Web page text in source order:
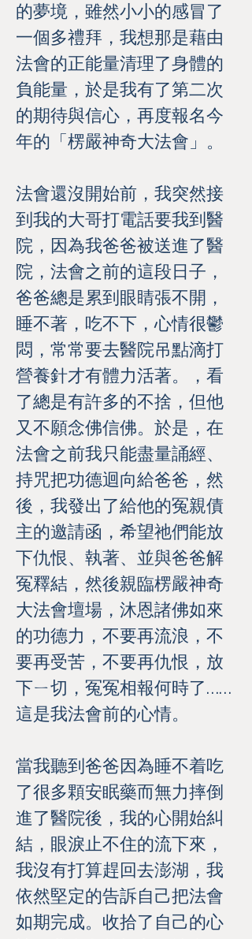
的夢境，雖然小小的感冒了
一個多禮拜，我想那是藉由
法會的正能量清理了身體的
負能量，於是我有了第二次
的期待與信心，再度報名今
年的「楞嚴神奇大法會」。
法會還沒開始前，我突然接
到我的大哥打電話要我到醫
院，因為我爸爸被送進了醫
院，法會之前的這段日子，
爸爸總是累到眼睛張不開，
睡不著，吃不下，心情很鬱
悶，常常要去醫院吊點滴打
營養針才有體力活著。，看
了總是有許多的不捨，但他
又不願念佛信佛。於是，在
法會之前我只能盡量誦經、
持咒把功德迴向給爸爸，然
後，我發出了給他的冤親債
主的邀請函，希望祂們能放
下仇恨、執著、並與爸爸解
冤釋結，然後親臨楞嚴神奇
大法會壇場，沐恩諸佛如來
的功德力，不要再流浪，不
要再受苦，不要再仇恨，放
下ㄧ切，冤冤相報何時了……
這是我法會前的心情。
當我聽到爸爸因為睡不着吃
了很多顆安眠藥而無力摔倒
進了醫院後，我的心開始糾
結，眼淚止不住的流下來，
我沒有打算趕回去澎湖，我
依然堅定的告訴自己把法會
如期完成。收拾了自己的心